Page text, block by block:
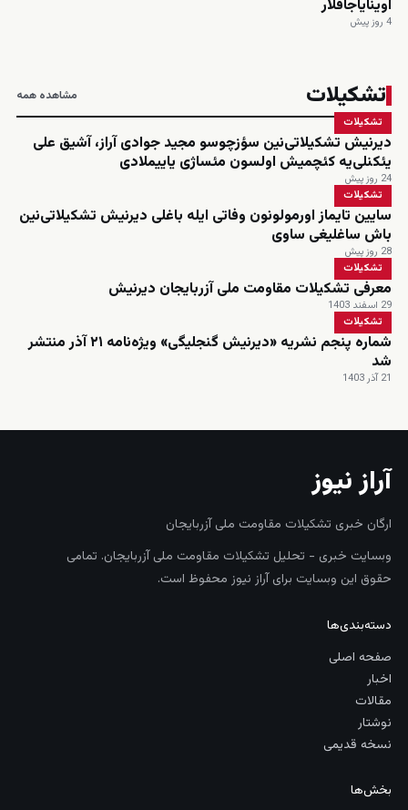
اوینایاجاقلار
4 روز پیش
تشکیلات مشاهده همه
تشکیلات
دیرنیش تشکیلاتی‌نین سؤزچوسو مجید جوادی آراز، آشیق علی
یئکنلی‌یه کئچمیش اولسون مئساژی یاییملادی
24 روز پیش
تشکیلات
سایین تایماز اورمولونون وفاتی ایله باغلی دیرنیش تشکیلاتی‌نین
باش ساغلیغی ساوی
28 روز پیش
تشکیلات
معرفی تشکیلات مقاومت ملی آزربایجان دیرنیش
29 اسفند 1403
تشکیلات
شماره پنجم نشریه «دیرنیش گنجلیگی» ویژه‌نامه ۲۱ آذر منتشر
شد
21 آذر 1403
آراز نیوز
ارگان خبری تشکیلات مقاومت ملی آزربایجان
وبسایت خبری - تحلیل تشکیلات مقاومت ملی آزربایجان. تمامی
حقوق این وبسایت برای آراز نیوز محفوظ است.
دسته‌بندی‌ها
صفحه اصلی
اخبار
مقالات
نوشتار
نسخه قدیمی
بخش‌ها